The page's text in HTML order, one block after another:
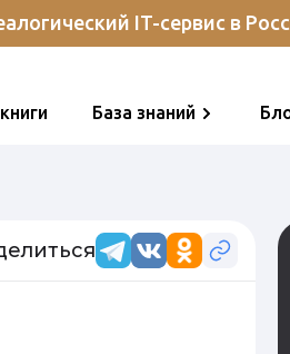
IT-сервис в
База знаний